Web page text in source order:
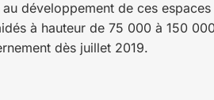
développement de ces espaces
à hauteur de 75 000 à 150
dès juillet 2019.